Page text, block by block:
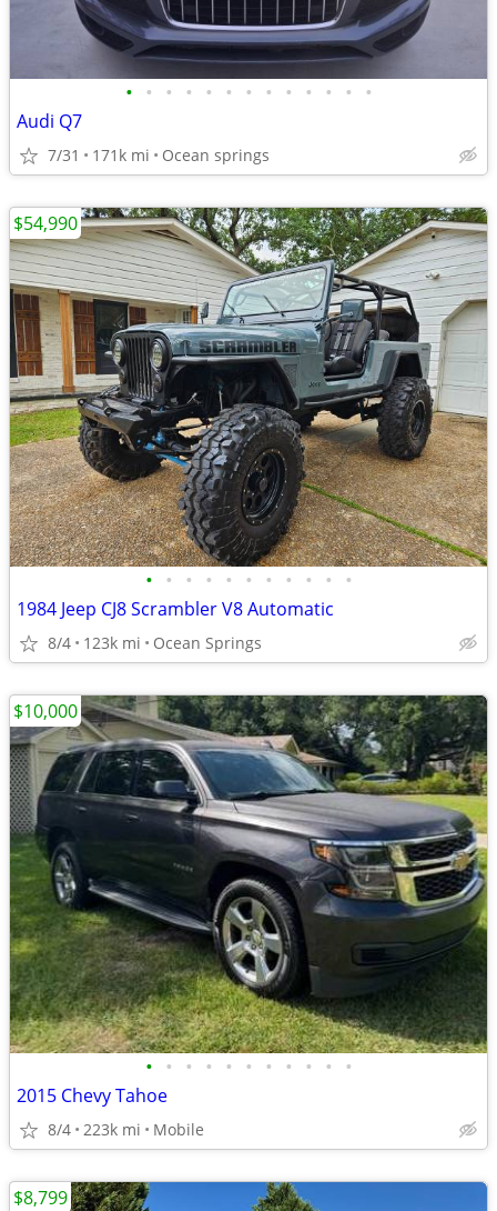
• • • • • • • • • • • • •
Audi Q7
7/31 171k mi Ocean springs
• • • • • • • • • • •
1984 Jeep CJ8 Scrambler V8 Automatic
8/4 123k mi Ocean Springs
$54,990
• • • • • • • • • • •
2015 Chevy Tahoe
8/4 223k mi Mobile
$10,000
$8,799